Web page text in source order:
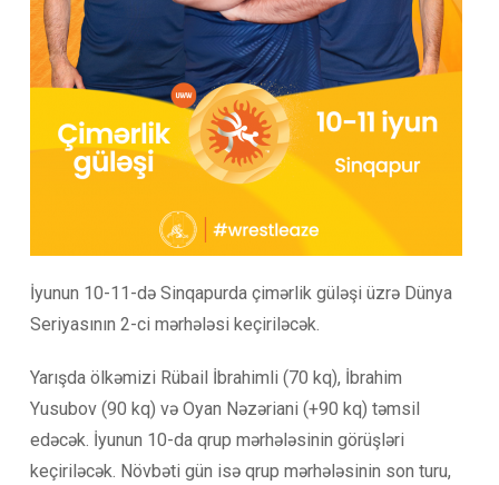
İyunun 10-11-də Sinqapurda çimərlik güləşi üzrə Dünya
Seriyasının 2-ci mərhələsi keçiriləcək.
Yarışda ölkəmizi Rübail İbrahimli (70 kq), İbrahim
Yusubov (90 kq) və Oyan Nəzəriani (+90 kq) təmsil
edəcək. İyunun 10-da qrup mərhələsinin görüşləri
keçiriləcək. Növbəti gün isə qrup mərhələsinin son turu,